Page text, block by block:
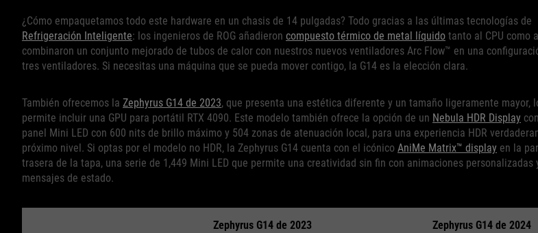
¿Cómo empaquetamos todo este hardware en un chasis de 14 pulgadas? Todo gracias a las últimas tecnologías de
Refrigeración Inteligente: los ingenieros de ROG añadieron compuesto térmico de metal líquido tanto al CPU como
combinaron un conjunto mejorado de tubos de calor con nuestros nuevos ventiladores Arc Flow™ en una
tres ventiladores. Si necesitas una máquina que se pueda mover contigo, la G14 es la elección clara.
También ofrecemos la Zephyrus G14 de 2023, que presenta una estética diferente y un tamaño ligeramente mayor,
permite incluir una GPU para portátil RTX 4090. Este modelo también ofrece la opción de un Nebula HDR Display
panel Mini LED con 600 nits de brillo máximo y 504 zonas de atenuación local, para una experiencia HDR
próximo nivel. Si optas por el modelo no HDR, la Zephyrus G14 cuenta con el icónico AniMe Matrix™ display en la
trasera de la tapa, una serie de 1,449 Mini LED que permite una creatividad sin fin con animaciones personalizadas
mensajes de estado.
Zephyrus G14 de 2023 Zephyrus G14 de 2024